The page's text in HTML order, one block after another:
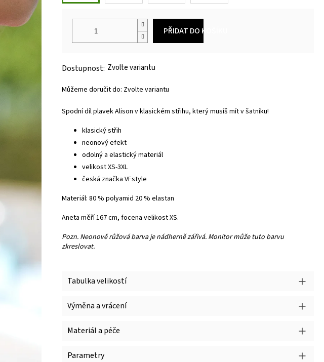
Zvolte variantu
Můžeme doručit do: Zvolte variantu
PŘIDAT DO KOŠÍKU
Tabulka velikostí
Výměna a vrácení
Materiál a péče
Parametry
Spodní díl plavek Alison v klasickém střihu, který musíš mít v šatníku!
klasický střih
neonový efekt
odolný a elastický materiál
velikost XS-3XL
česká značka VFstyle
Materiál: 80 % polyamid 20 % elastan
Aneta měří 167 cm, focena velikost XS.
Pozn. Neonově růžová barva je nádherně zářivá. Monitor může tuto barvu
zkreslovat.